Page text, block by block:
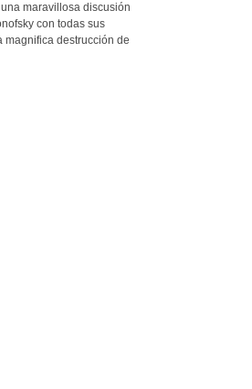
maravillosa discusión
con todas sus
magnifica destrucción de